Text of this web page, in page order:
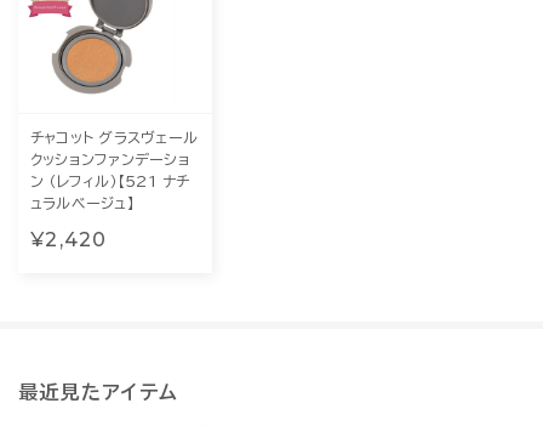
チャコット グラスヴェール
クッションファンデーショ
ン （レフィル）【521 ナチ
ュラルベージュ】
¥2,420
最近見たアイテム